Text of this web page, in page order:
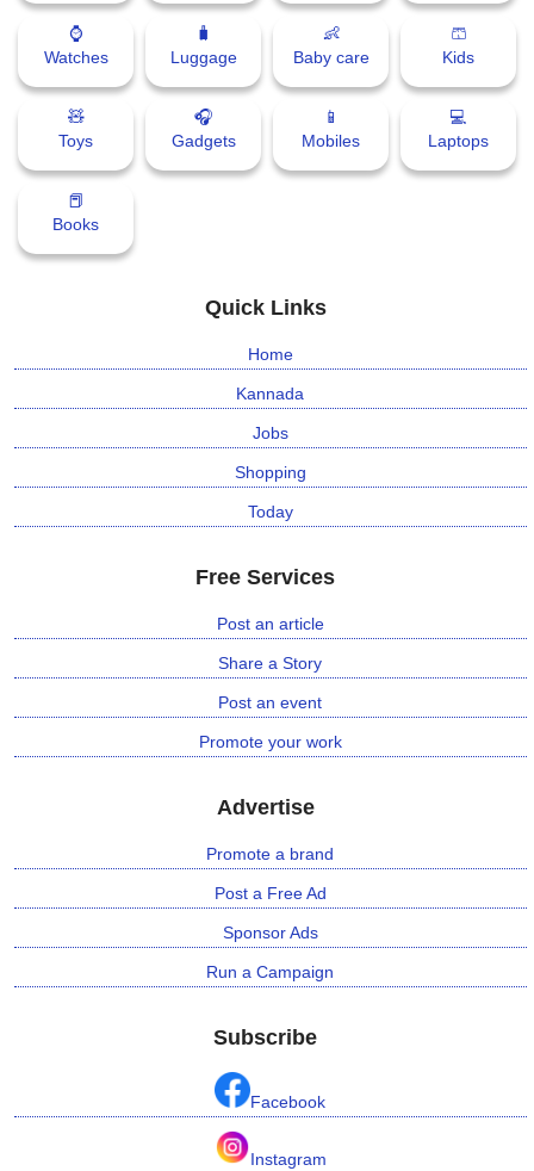
⌚
Watches
🧳
Luggage
👶
Baby care
🩳
Kids
🧸
Toys
🎧
Gadgets
📱
Mobiles
💻
Laptops
📕
Books
Quick Links
Home
Kannada
Jobs
Shopping
Today
Free Services
Post an article
Share a Story
Post an event
Promote your work
Advertise
Promote a brand
Post a Free Ad
Sponsor Ads
Run a Campaign
Subscribe
Facebook
Instagram